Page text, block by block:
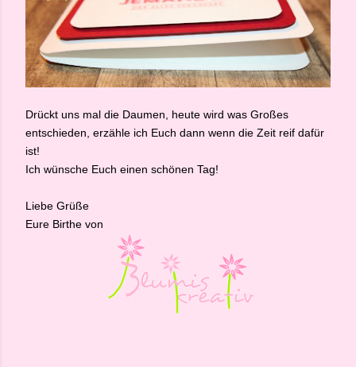
Drückt uns mal die Daumen, heute wird was Großes
entschieden, erzähle ich Euch dann wenn die Zeit reif dafür
ist!
Ich wünsche Euch einen schönen Tag!
Liebe Grüße
Eure Birthe von